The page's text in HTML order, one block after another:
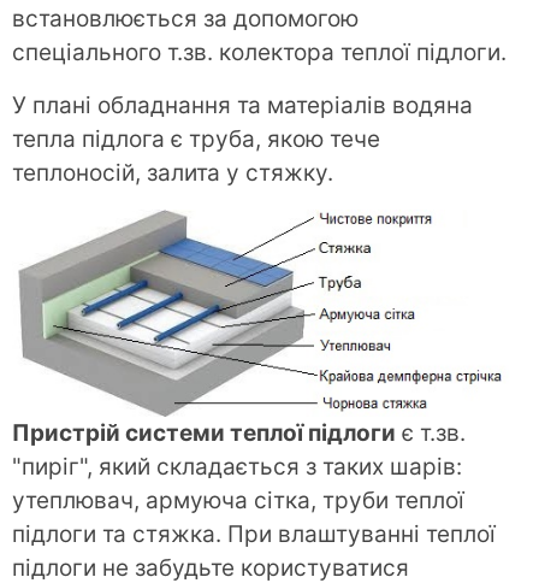
встановлюється за допомогою
спеціального т.зв. колектора теплої підлоги.
У плані обладнання та матеріалів водяна
тепла підлога є труба, якою тече
теплоносій, залита у стяжку.
Пристрій системи теплої підлоги є т.зв.
"пиріг", який складається з таких шарів:
утеплювач, армуюча сітка, труби теплої
підлоги та стяжка. При влаштуванні теплої
підлоги не забудьте користуватися